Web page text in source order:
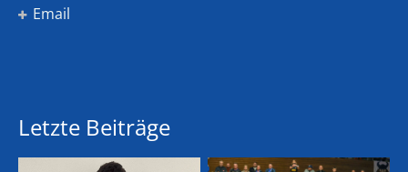
Email
Letzte Beiträge